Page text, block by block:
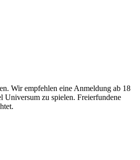
Wir empfehlen eine Anmeldung ab 18
Universum zu spielen. Freierfundene